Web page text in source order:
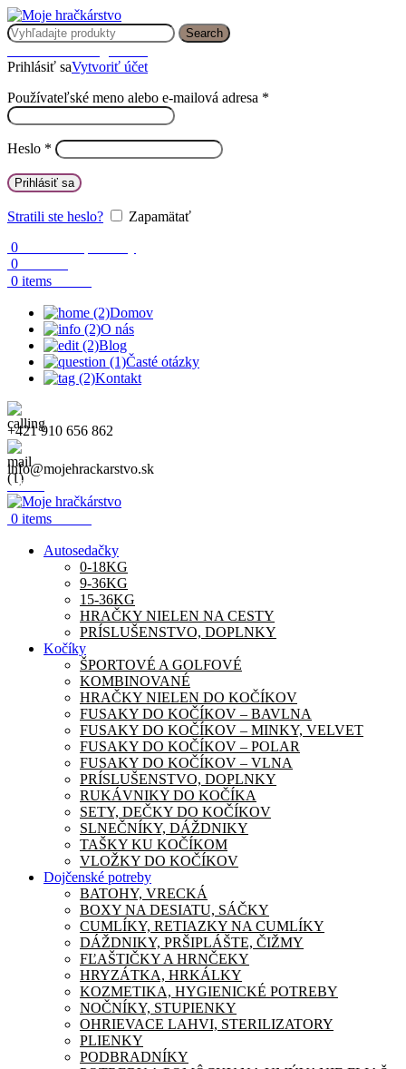
Search
Prihlásiť saVytvoriť účet
Používateľské meno alebo e-mailová adresa *
Heslo *
Prihlásiť sa
Stratili ste heslo?
Zapamätať
0
0
0 items
Domov
O nás
Blog
Časté otázky
Kontakt
+421 910 656 862
info@mojehrackarstvo.sk
Menu
0 items
Autosedačky
0-18KG
9-36KG
15-36KG
HRAČKY NIELEN NA CESTY
PRÍSLUŠENSTVO, DOPLNKY
Kočíky
ŠPORTOVÉ A GOLFOVÉ
KOMBINOVANÉ
HRAČKY NIELEN DO KOČÍKOV
FUSAKY DO KOČÍKOV – BAVLNA
FUSAKY DO KOČÍKOV – MINKY, VELVET
FUSAKY DO KOČÍKOV – POLAR
FUSAKY DO KOČÍKOV – VLNA
PRÍSLUŠENSTVO, DOPLNKY
RUKÁVNIKY DO KOČÍKA
SETY, DEČKY DO KOČÍKOV
SLNEČNÍKY, DÁŽDNIKY
TAŠKY KU KOČÍKOM
VLOŽKY DO KOČÍKOV
Dojčenské potreby
BATOHY, VRECKÁ
BOXY NA DESIATU, SÁČKY
CUMLÍKY, RETIAZKY NA CUMLÍKY
DÁŽDNIKY, PRŠIPLÁŠTE, ČIŽMY
FĽAŠTIČKY A HRNČEKY
HRYZÁTKA, HRKÁLKY
KOZMETIKA, HYGIENICKÉ POTREBY
NOČNÍKY, STUPIENKY
OHRIEVACE LAHVI, STERILIZATORY
PLIENKY
PODBRADNÍKY